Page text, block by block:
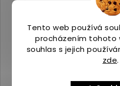
Tento web používá
procházením tohoto
souhlas s jejich
zde.
Merrell VAPOR
Skladem
3 299